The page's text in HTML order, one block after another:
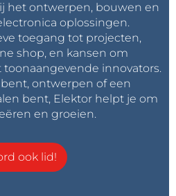
het ontwerpen, bouwen en
oplossingen.
toegang tot projecten,
shop, en kansen om
innovators.
ontwerpen of een
bent, Elektor helpt je om
en groeien.
ook lid!